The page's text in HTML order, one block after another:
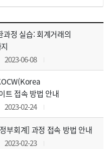
정 실습: 회계거래의
2023-06-08
트 접속 방법 안내
2023-02-24
부회계] 과정 접속 방법 안내
2023-02-23